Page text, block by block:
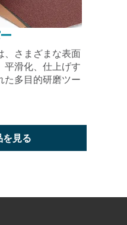
、さまざまな表面
平滑化、仕上げす
た多目的研磨ツー
を見る